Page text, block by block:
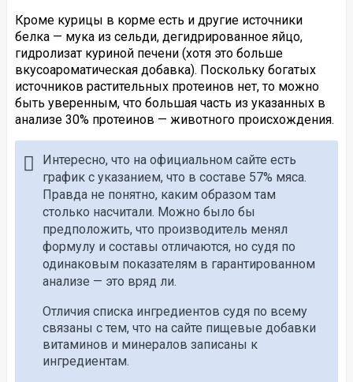
Кроме курицы в корме есть и другие источники
белка — мука из сельди, дегидрированное яйцо,
гидролизат куриной печени (хотя это больше
вкусоароматическая добавка). Поскольку богатых
источников растительных протеинов нет, то можно
быть уверенным, что большая часть из указанных в
анализе 30% протеинов — животного происхождения.
Интересно, что на официальном сайте есть
график с указанием, что в составе 57% мяса.
Правда не понятно, каким образом там
столько насчитали. Можно было бы
предположить, что производитель менял
формулу и составы отличаются, но судя по
одинаковым показателям в гарантированном
анализе — это вряд ли.
Отличия списка ингредиентов судя по всему
связаны с тем, что на сайте пищевые добавки
витаминов и минералов записаны к
ингредиентам.